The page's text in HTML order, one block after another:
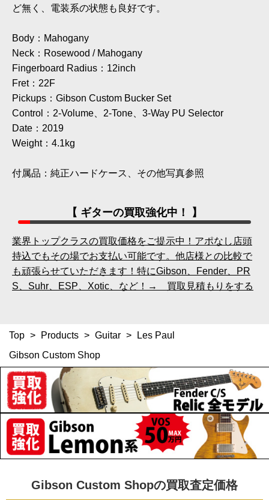
ど無く、電装系の状態も良好です。
Body：Mahogany
Neck：Rosewood / Mahogany
Fingerboard Radius：12inch
Fret：22F
Pickups：Gibson Custom Bucker Set
Control：2-Volume、2-Tone、3-Way PU Selector
Date：2019
Weight：4.1kg
付属品：純正ハードケース、その他写真参照
【 ギターの買取強化中！ 】
業界トップクラスの買取価格をご提示中！アポなし店頭
持込でもその場でお支払い可能です。他店様との比較で
も頑張らせていただきます！特にGibson、Fender、PR
S、Suhr、ESP、Xotic、など！→ 買取見積もりをする
Top > Products > Guitar >
Les Paul
Gibson Custom Shop
Gibson Custom Shopの買取査定価格